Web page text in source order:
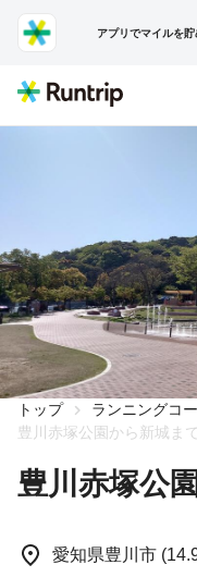
アプリでマイルを
トップ ランニングコ
豊川赤塚公園から新城ま
豊川赤塚公
愛知県豊川市